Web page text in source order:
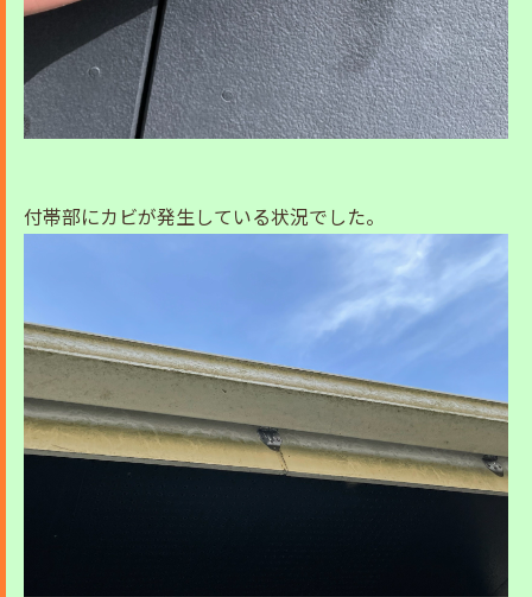
付帯部にカビが発生している状況でした。